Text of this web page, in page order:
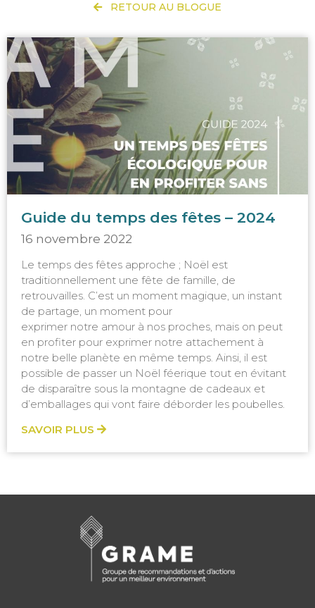
RETOUR AU BLOGUE
Guide du temps des fêtes – 2024
16 novembre 2022
Le temps des fêtes approche ; Noël est
traditionnellement une fête de famille, de
retrouvailles. C’est un moment magique, un instant
de partage, un moment pour
exprimer notre amour à nos proches, mais on peut
en profiter pour exprimer notre attachement à
notre belle planète en même temps. Ainsi, il est
possible de passer un Noël féerique tout en évitant
de disparaître sous la montagne de cadeaux et
d’emballages qui vont faire déborder les poubelles.
SAVOIR PLUS